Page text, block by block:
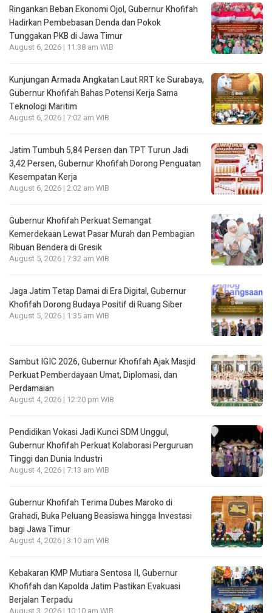
Ringankan Beban Ekonomi Ojol, Gubernur Khofifah
Hadirkan Pembebasan Denda dan Pokok
Tunggakan PKB di Jawa Timur
August 6, 2026 | 11:38 am WIB
Kunjungan Armada Angkatan Laut RRT ke Surabaya,
Gubernur Khofifah Bahas Potensi Kerja Sama
Teknologi Maritim
August 6, 2026 | 7:02 am WIB
Jatim Tumbuh 5,84 Persen dan TPT Turun Jadi
3,42 Persen, Gubernur Khofifah Dorong Penguatan
Kesempatan Kerja
August 6, 2026 | 2:02 am WIB
Gubernur Khofifah Perkuat Semangat
Kemerdekaan Lewat Pasar Murah dan Pembagian
Ribuan Bendera di Gresik
August 5, 2026 | 7:32 am WIB
Jaga Jatim Tetap Damai di Era Digital, Gubernur
Khofifah Dorong Budaya Positif di Ruang Siber
August 5, 2026 | 1:35 am WIB
Sambut IGIC 2026, Gubernur Khofifah Ajak Masjid
Perkuat Pemberdayaan Umat, Diplomasi, dan
Perdamaian
August 4, 2026 | 12:20 pm WIB
Pendidikan Vokasi Jadi Kunci SDM Unggul,
Gubernur Khofifah Perkuat Kolaborasi Perguruan
Tinggi dan Dunia Industri
August 4, 2026 | 7:13 am WIB
Gubernur Khofifah Terima Dubes Maroko di
Grahadi, Buka Peluang Beasiswa hingga Investasi
bagi Jawa Timur
August 4, 2026 | 3:10 am WIB
Kebakaran KMP Mutiara Sentosa II, Gubernur
Khofifah dan Kapolda Jatim Pastikan Evakuasi
Berjalan Terpadu